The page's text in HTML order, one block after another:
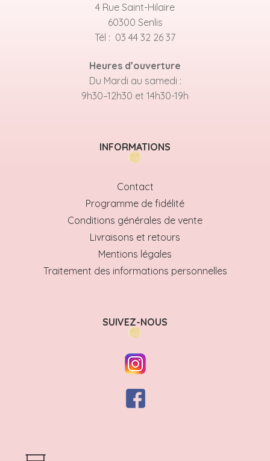
4 Rue Saint-Hilaire
60300 Senlis
Tél : 03 44 32 26 37
Heures d’ouverture
Du Mardi au samedi :
9h30–12h30 et 14h30-19h
INFORMATIONS
Contact
Programme de fidélité
Conditions générales de vente
Livraisons et retours
Mentions légales
Traitement des informations personnelles
SUIVEZ-NOUS